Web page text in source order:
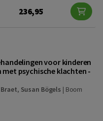
236,95
voor kinderen
met psychische klachten -
, Susan Bögels | Boom